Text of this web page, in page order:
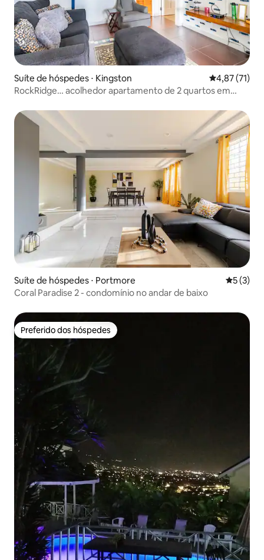
Suíte de hóspedes ⋅ Kingston 4,87 de uma
4,87 (71)
RockRidge… acolhedor apartamento de 2 quartos em
Suíte de hóspedes ⋅ Portmore 5 de
5 (3)
Coral Paradise 2 - condomínio no andar de baixo
Preferido dos hóspedes
Preferido dos hóspedes